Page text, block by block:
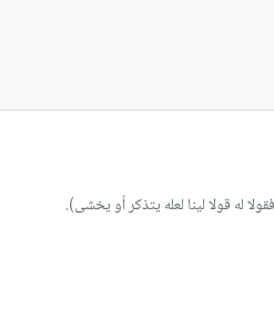
له قولا لينا لعله يتذكر أو يخشى).